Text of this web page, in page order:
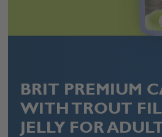
BRIT PREMIUM
WITH TROUT
JELLY FOR